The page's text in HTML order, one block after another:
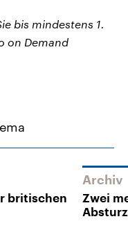
bis mindestens 1.
on Demand
britischen
Archiv
Zwei
Absturz